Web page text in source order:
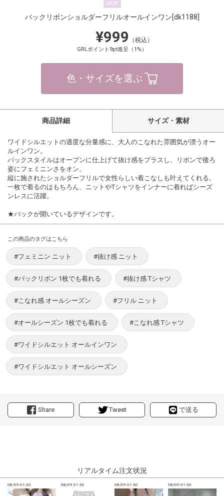
NEW
バックリボンショルダーフリルオールインワン[dk1188]
¥999 （税込）
GRLポイント9pt進呈（1%）
色・サイズを選ぶ
Share Tweet で送る
商品詳細 サイズ・素材
ワイドシルエットの適度な分量感に、大人のこなれた雰囲気が漂うオー
ルインワン。
バックスタイルはオープンに仕上げて抜け感をプラスし、リボンで後ろ
姿にフェミニンさをオン。
縦に施されたショルダーフリルで女性らしい着こなしも叶えてくれる。
一枚で着るのはもちろん、ニットやTシャツをインナーに着ればシーズ
ンレスに活躍。
★バックが開いているデザインです。
この商品のタグはこちら
#フェミニン ニット #抜け感 ニット
#バックリボン 1枚でも着れる #抜け感 Tシャツ
#こなれ感 オールシーズン #フリル ニット
#オールシーズン 1枚でも着れる #こなれ感 Tシャツ
#ワイドシルエット オールインワン
#ワイドシルエット オールシーズン
リアルタイム注文状況
08/09 01:30 08/09 01:30 08/09 01:30 08/09 01:30